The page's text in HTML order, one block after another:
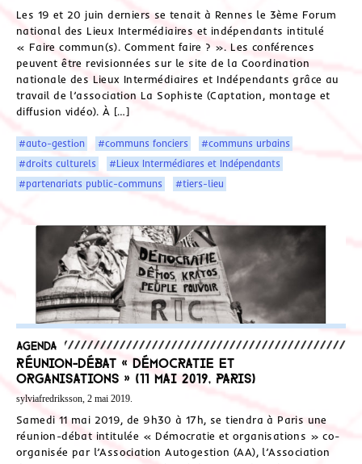
Les 19 et 20 juin derniers se tenait à Rennes le 3ème Forum
national des Lieux Intermédiaires et indépendants intitulé
« Faire commun(s). Comment faire ? ». Les conférences
peuvent être revisionnées sur le site de la Coordination
nationale des Lieux Intermédiaires et Indépendants grâce au
travail de l’association La Sophiste (Captation, montage et
diffusion vidéo). À […]
#auto-gestion #communs fonciers
#communs urbains
#droits culturels
#Lieux Intermédiares et Indépendants
#partenariats public-communs
#tiers-lieu
Agenda
Réunion-débat « Démocratie et
organisations » (11 mai 2019, Paris)
sylviafredriksson, 2 mai 2019.
Samedi 11 mai 2019, de 9h30 à 17h, se tiendra à Paris une
réunion-débat intitulée « Démocratie et organisations » co-
organisée par l’Association Autogestion (AA), l’Association